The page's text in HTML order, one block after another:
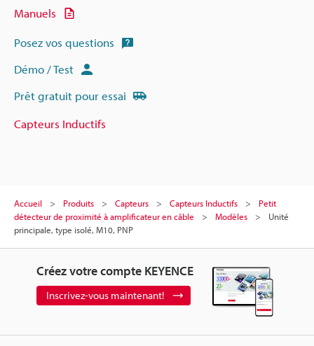
Manuels
Posez vos questions
Démo / Test
Prêt gratuit pour essai
Capteurs Inductifs
Accueil Produits Capteurs Capteurs Inductifs
Petit
détecteur de proximité à amplificateur en câble
Modèles
Unité
principale, type isolé, M10, PNP
Créez votre compte KEYENCE
Inscrivez-vous maintenant!